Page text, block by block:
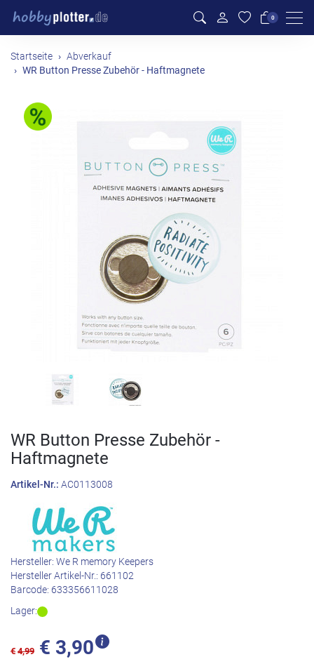
0
Startseite Abverkauf
WR Button Presse Zubehör - Haftmagnete
WR Button Presse Zubehör -
Haftmagnete
Artikel-Nr.: AC0113008
Hersteller: We R memory Keepers
Hersteller Artikel-Nr.: 661102
Barcode: 633356611028
Lager:
€ 4,99 € 3,90